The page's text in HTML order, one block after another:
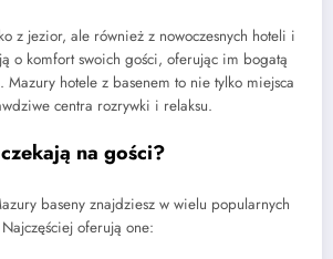
z jezior, ale również z nowoczesnych hoteli i
o komfort swoich gości, oferując im bogatą
Mazury hotele z basenem to nie tylko miejsca
centra rozrywki i relaksu.
na gości?
baseny znajdziesz w wielu popularnych
oferują one: